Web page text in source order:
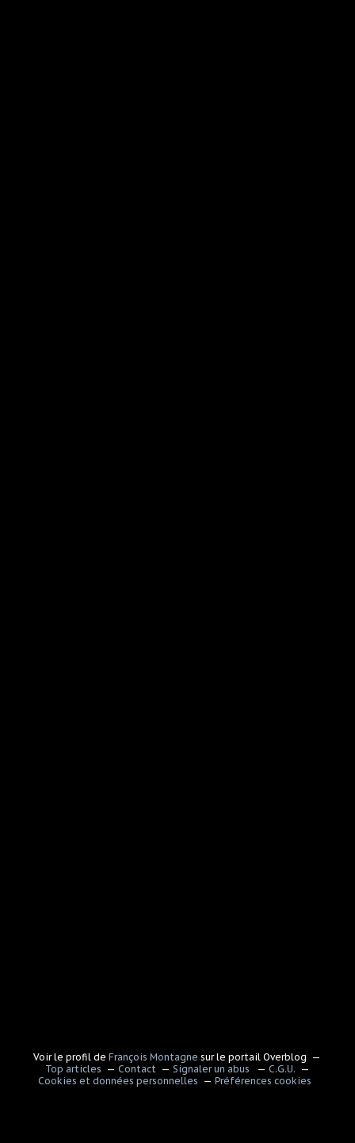
Voir le profil deFrançois Montagne sur le portail Overblog
Top articles
Contact Signaler un abus
C.G.U.
Cookies et données personnelles
Préférences cookies